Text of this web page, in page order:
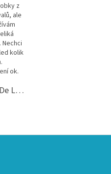
z
ale
kolik
ok.
Priessnitz Kloubní mazání De Luxe, 200ml